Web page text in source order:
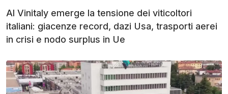
Al Vinitaly emerge la tensione dei viticoltori
italiani: giacenze record, dazi Usa, trasporti aerei
in crisi e nodo surplus in Ue